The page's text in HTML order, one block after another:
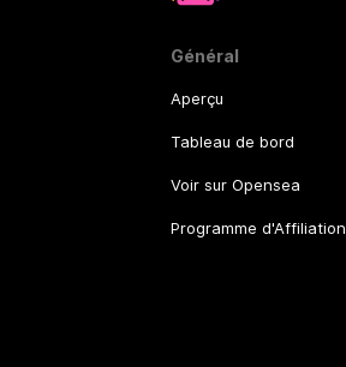
Général
Aperçu
Tableau de bord
Voir sur Opensea
Programme d'Affiliation